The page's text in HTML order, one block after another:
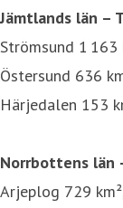
Jämtlands län –
Strömsund 1 163
Östersund 636
Härjedalen 153
Norrbottens län
Arjeplog 729